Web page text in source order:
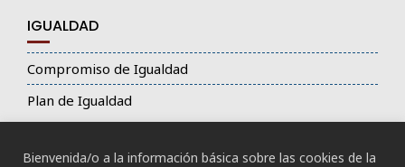
Bienvenida/o a la información básica sobre las cookies de la
IGUALDAD
Compromiso de Igualdad
Plan de Igualdad